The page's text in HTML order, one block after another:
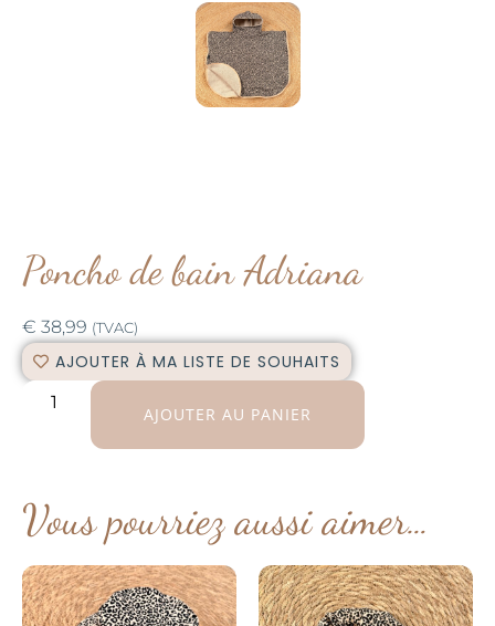
Poncho de bain Adriana
€ 38,99 (TVAC)
AJOUTER À MA LISTE DE SOUHAITS
AJOUTER AU PANIER
Vous pourriez aussi aimer…